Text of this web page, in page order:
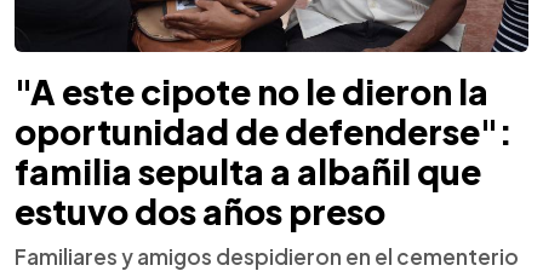
"A este cipote no le dieron la
oportunidad de defenderse":
familia sepulta a albañil que
estuvo dos años preso
Familiares y amigos despidieron en el cementerio